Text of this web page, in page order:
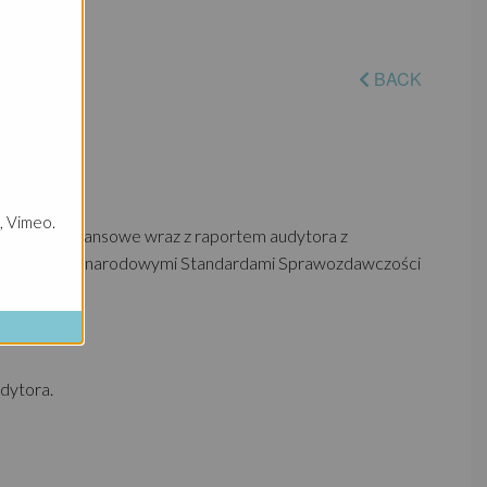
BACK
finansowe wraz z raportem audytora z
z Międzynarodowymi Standardami Sprawozdawczości
Vimeo.